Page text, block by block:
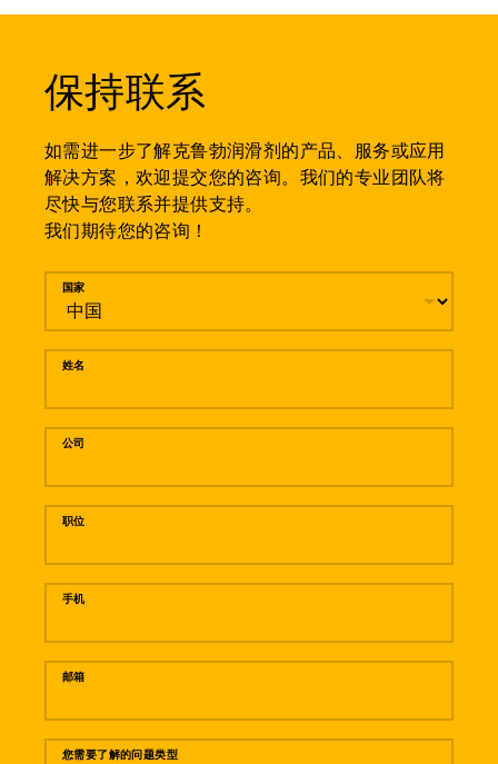
保持联系
如需进一步了解克鲁勃润滑剂的产品、服务或应用
解决方案，欢迎提交您的咨询。我们的专业团队将
尽快与您联系并提供支持。
我们期待您的咨询！
留言
国家
姓名
公司
职位
手机
邮箱
您需要了解的问题类型